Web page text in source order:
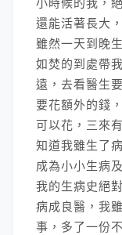
還能活著長大
雖然一天到晚
如焚的到處帶
遠，去看醫生
要花額外的錢
可以花，三來
知道我雖生了
成為小小生病
我的生病史絕
病成良醫，我
事，多了一份